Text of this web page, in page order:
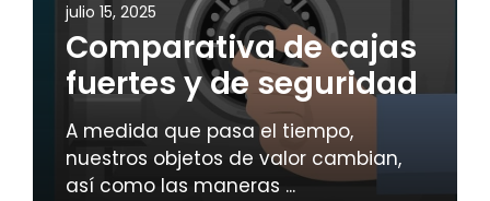
julio 15, 2025
Comparativa de cajas
fuertes y de seguridad
A medida que pasa el tiempo,
nuestros objetos de valor cambian,
así como las maneras ...